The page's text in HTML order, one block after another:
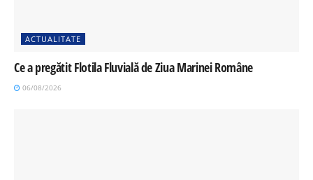
ACTUALITATE
Ce a pregătit Flotila Fluvială de Ziua Marinei Române
06/08/2026